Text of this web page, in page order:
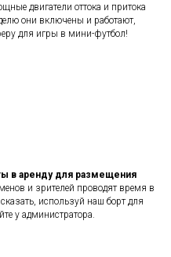
двигатели оттока и притока
они включены и работают,
для игры в мини-футбол!
в аренду для размещения
и зрителей проводят время в
используй наш борт для
у администратора.